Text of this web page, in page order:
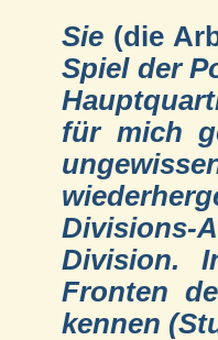
Sie (die
Spiel der
für mich
Divisions-
Division.
Fronten
kennen